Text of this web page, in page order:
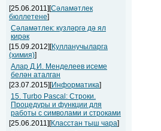
[25.06.2011][Сәламәтлек
бюллетене]
Сәламәтлек: күзләргә дә ял
кирәк
[15.09.2012][Кулланучыларга
(химия)]
Алар Д.И. Менделеев исеме
белән аталган
[23.07.2015][Информатика]
15. Turbo Pascal: Строки.
Процедуры и функции для
работы с символами и строками
[25.06.2011][Класстан тыш чара]